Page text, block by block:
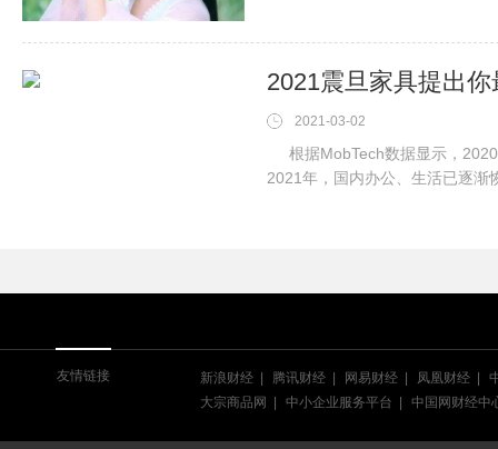
2021震旦家具提出
2021-03-02
根据MobTech数据显示，2020
2021年，国内办公、生活已逐渐
友情链接 新浪财经 腾讯财经 网易财经 凤凰财经
大宗商品网
中小企业服务平台 中国网财经中